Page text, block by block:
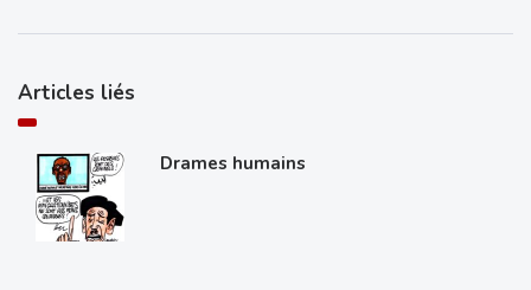
Articles liés
Drames humains